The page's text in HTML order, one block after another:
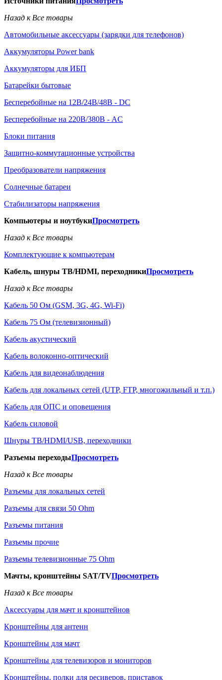
Назад к Все товары
Автомобильные аксессуары (зарядки для телефонов)
Аккумуляторы Power bank
Аккумуляторы для ИБП
Батарейки бытовые
Бесперебойные на 12В/24В/48В - DC
Бесперебойные на 220В/380В - AC
Блоки питания
Защитно-коммутационные устройства
Преобразователи напряжения
Солнечные батареи
Стабилизаторы напряжения
Компьютеры и ноутбукиПросмотреть
Назад к Все товары
Комплектующие к компьютерам
Кабель, шнуры ТВ/HDMI, переходникиПросмотреть
Назад к Все товары
Кабель 50 Ом (GSM, 3G, 4G, Wi-Fi)
Кабель 75 Ом (телевизионный)
Кабель акустический
Кабель волоконно-оптический
Кабель для видеонаблюдения
Кабель для локальных сетей (UTP, FTP, многожильный и т.п.)
Кабель для ОПС и оповещения
Кабель силовой
Шнуры ТВ/HDMI/USB, переходники
Разъемы переходыПросмотреть
Назад к Все товары
Разъемы для локальных сетей
Разъемы для связи 50 Ohm
Разъемы питания
Разъемы прочие
Разъемы телевизионные 75 Ohm
Мачты, кронштейны SAT/TVПросмотреть
Назад к Все товары
Аксессуары для мачт и кронштейнов
Кронштейны для антенн
Кронштейны для мачт
Кронштейны для телевизоров и мониторов
Кронштейны, полки для ресиверов, приставок